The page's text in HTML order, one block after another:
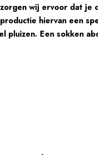
wij ervoor dat je
hiervan een
pluizen. Een sokken